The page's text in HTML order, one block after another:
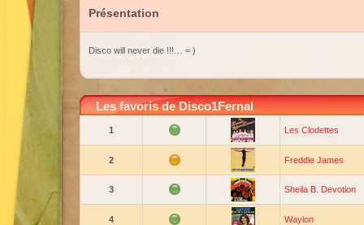
Présentation
Disco will never die !!!… = )
Les favoris de Disco1Fernal
1 Les Clodettes
2 Freddie James
3 Sheila B. Devotion
4 Waylon